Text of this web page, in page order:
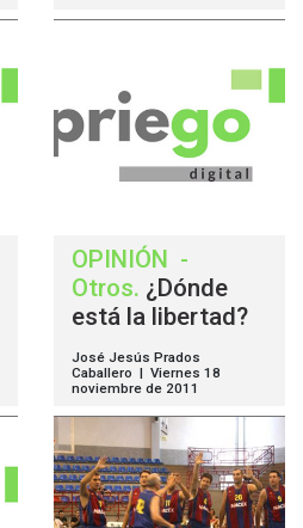
OPINIÓN -
Otros. ¿Dónde
está la libertad?
José Jesús Prados
Caballero | Viernes 18
noviembre de 2011